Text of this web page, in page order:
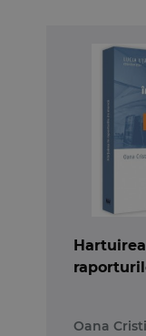
-
-
- oricaror
raporturile
Jud. dr.
Civila si
Drept,
Oana